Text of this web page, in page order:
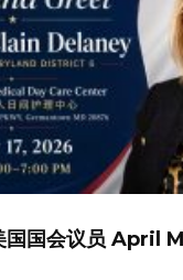
国国会议员 April